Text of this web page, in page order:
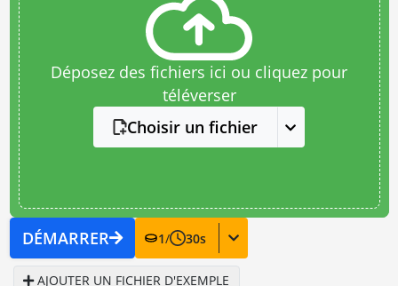
Déposez des fichiers ici ou cliquez pour
téléverser
Choisir un fichier
DÉMARRER 1/ 30s
AJOUTER UN FICHIER D'EXEMPLE